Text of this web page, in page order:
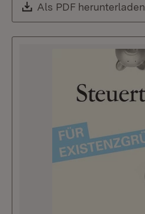
Download:
Als PDF herunterladen